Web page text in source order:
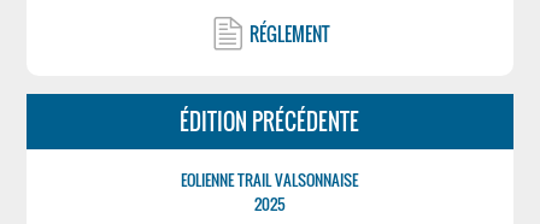
RÉGLEMENT
ÉDITION PRÉCÉDENTE
EOLIENNE TRAIL VALSONNAISE
2025